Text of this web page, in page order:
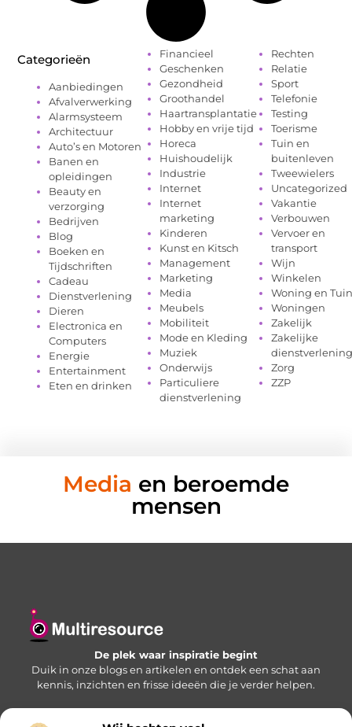
Categorieën
Aanbiedingen
Afvalverwerking
Alarmsysteem
Architectuur
Auto’s en Motoren
Banen en
opleidingen
Beauty en
verzorging
Bedrijven
Blog
Boeken en
Tijdschriften
Cadeau
Dienstverlening
Dieren
Electronica en
Computers
Energie
Entertainment
Eten en drinken
Financieel
Geschenken
Gezondheid
Groothandel
Haartransplantatie
Hobby en vrije tijd
Horeca
Huishoudelijk
Industrie
Internet
Internet
marketing
Kinderen
Kunst en Kitsch
Management
Marketing
Media
Meubels
Mobiliteit
Mode en Kleding
Muziek
Onderwijs
Particuliere
dienstverlening
Rechten
Relatie
Sport
Telefonie
Testing
Toerisme
Tuin en
buitenleven
Tweewielers
Uncategorized
Vakantie
Verbouwen
Vervoer en
transport
Wijn
Winkelen
Woning en Tuin
Woningen
Zakelijk
Zakelijke
dienstverlening
Zorg
ZZP
Media en beroemde
mensen
De plek waar inspiratie begint
Duik in onze blogs en artikelen en ontdek een schat aan
kennis, inzichten en frisse ideeën die je verder helpen.